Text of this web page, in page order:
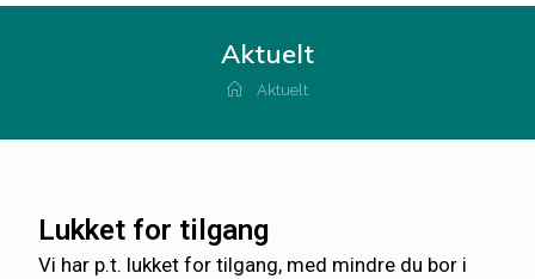
Aktuelt
Aktuelt
Lukket for tilgang
Vi har p.t. lukket for tilgang, med mindre du bor i